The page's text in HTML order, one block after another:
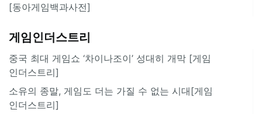
[동아게임백과사전]
게임인더스트리
중국 최대 게임쇼 ‘차이나조이’ 성대히 개막 [게임
인더스트리]
소유의 종말, 게임도 더는 가질 수 없는 시대[게임
인더스트리]